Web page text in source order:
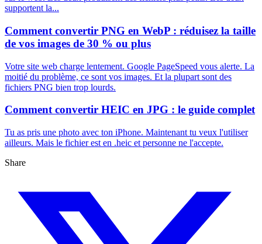
supportent la...
Comment convertir PNG en WebP : réduisez la taille
de vos images de 30 % ou plus
Votre site web charge lentement. Google PageSpeed vous alerte. La
moitié du problème, ce sont vos images. Et la plupart sont des
fichiers PNG bien trop lourds.
Comment convertir HEIC en JPG : le guide complet
Tu as pris une photo avec ton iPhone. Maintenant tu veux l'utiliser
ailleurs. Mais le fichier est en .heic et personne ne l'accepte.
Share